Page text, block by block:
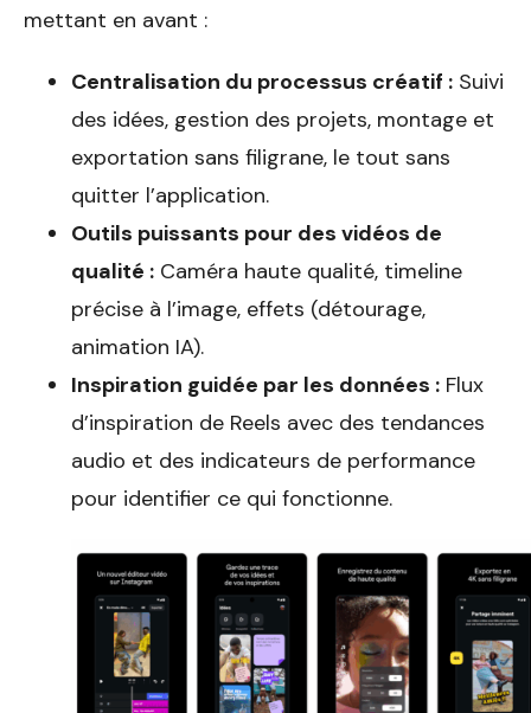
mettant en avant :
Centralisation du processus créatif : Suivi
des idées, gestion des projets, montage et
exportation sans filigrane, le tout sans
quitter l’application.
Outils puissants pour des vidéos de
qualité : Caméra haute qualité, timeline
précise à l’image, effets (détourage,
animation IA).
Inspiration guidée par les données : Flux
d’inspiration de Reels avec des tendances
audio et des indicateurs de performance
pour identifier ce qui fonctionne.